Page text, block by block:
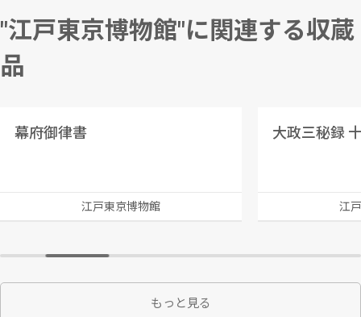
"江戸東京博物館"に関連する収蔵
品
幕府御律書
江戸東京博物館
大政三秘録
江
もっと見る